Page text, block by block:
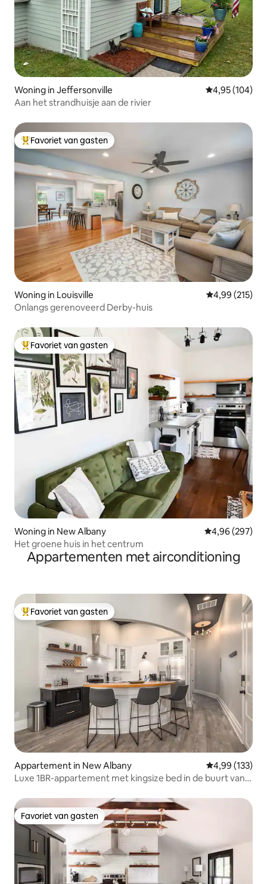
Woning in Jeffersonville Gemiddelde
4,95 (104)
Aan het strandhuisje aan de rivier
Topfavoriet van gasten
Favoriet van gasten
Woning in Louisville Gemiddelde
4,99 (215)
Onlangs gerenoveerd Derby-huis
Topfavoriet van gasten
Favoriet van gasten
Woning in New Albany Gemiddelde
4,96 (297)
Het groene huis in het centrum
Appartementen met airconditioning
Topfavoriet van gasten
Favoriet van gasten
Appartement in New Albany Gemiddelde
4,99 (133)
Luxe 1BR-appartement met kingsize bed in de buurt van
Favoriet van gasten
Favoriet van gasten